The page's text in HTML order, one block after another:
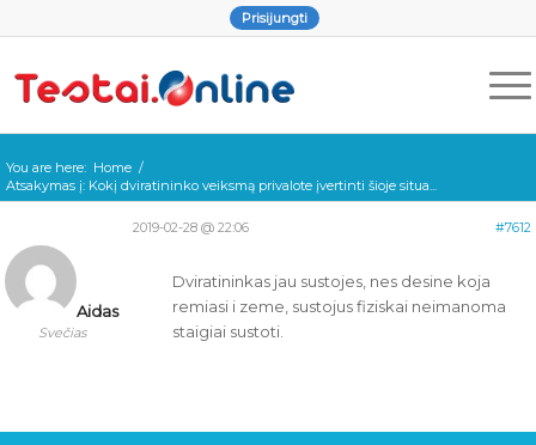
Prisijungti
You are here: Home /
Atsakymas į: Kokį dviratininko veiksmą privalote įvertinti šioje situa...
2019-02-28 @ 22:06 #7612
Aidas
Svečias
Dviratininkas jau sustojes, nes desine koja
remiasi i zeme, sustojus fiziskai neimanoma
staigiai sustoti.